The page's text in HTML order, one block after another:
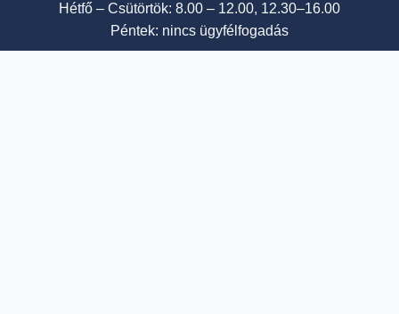
Hétfő – Csütörtök: 8.00 – 12.00, 12.30–16.00
Péntek: nincs ügyfélfogadás